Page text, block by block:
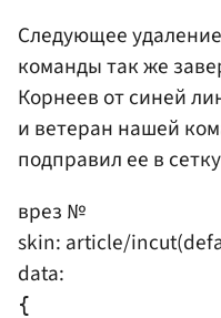
Следующее
команды так же
Корнеев от синей
и ветеран нашей
подправил ее в
врез №
skin: article/
data:
{